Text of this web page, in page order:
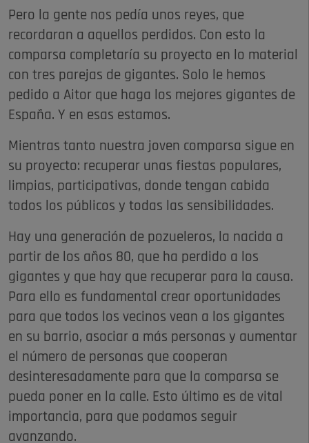
Pero la gente nos pedía unos reyes, que
recordaran a aquellos perdidos. Con esto la
comparsa completaría su proyecto en lo material
con tres parejas de gigantes. Solo le hemos
pedido a Aitor que haga los mejores gigantes de
España. Y en esas estamos.
Mientras tanto nuestra joven comparsa sigue en
su proyecto: recuperar unas fiestas populares,
limpias, participativas, donde tengan cabida
todos los públicos y todas las sensibilidades.
Hay una generación de pozueleros, la nacida a
partir de los años 80, que ha perdido a los
gigantes y que hay que recuperar para la causa.
Para ello es fundamental crear oportunidades
para que todos los vecinos vean a los gigantes
en su barrio, asociar a más personas y aumentar
el número de personas que cooperan
desinteresadamente para que la comparsa se
pueda poner en la calle. Esto último es de vital
importancia, para que podamos seguir
avanzando.